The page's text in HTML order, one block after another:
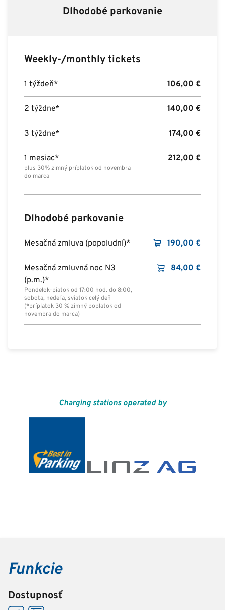
Dlhodobé parkovanie
Weekly-/monthly tickets
1 týždeň* 106,00 €
2 týždne* 140,00 €
3 týždne* 174,00 €
1 mesiac*
plus 30% zimný príplatok od novembra
do marca
212,00 €
Dlhodobé parkovanie
Mesačná zmluva (popoludní)* 190,00 €
Mesačná zmluvná noc N3
(p.m.)*
Pondelok-piatok od 17:00 hod. do 8:00,
sobota, nedeľa, sviatok celý deň
(*príplatok 30 % zimný poplatok od
novembra do marca)
84,00 €
Charging stations operated by
Funkcie
Dostupnosť